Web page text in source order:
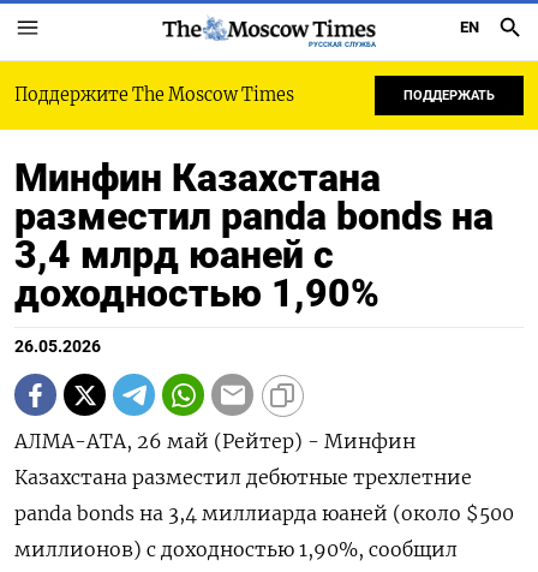
РУССКАЯ СЛУЖБА
EN
Поддержите The Moscow Times ПОДДЕРЖАТЬ
Минфин Казахстана
разместил panda bonds на
3,4 млрд юаней с
доходностью 1,90%
26.05.2026
АЛМА-АТА, 26 май (Рейтер) - Минфин
Казахстана ‌разместил дебютные трехлетние
panda bonds ​на ​3,4 ​миллиарда ⁠юаней (около $500
‌миллионов) с ‌доходностью 1,90%, сообщил